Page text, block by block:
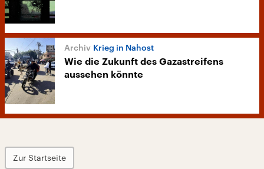
Krieg in Nahost
Wie die Zukunft des Gazastreifens
aussehen könnte
Zur Startseite